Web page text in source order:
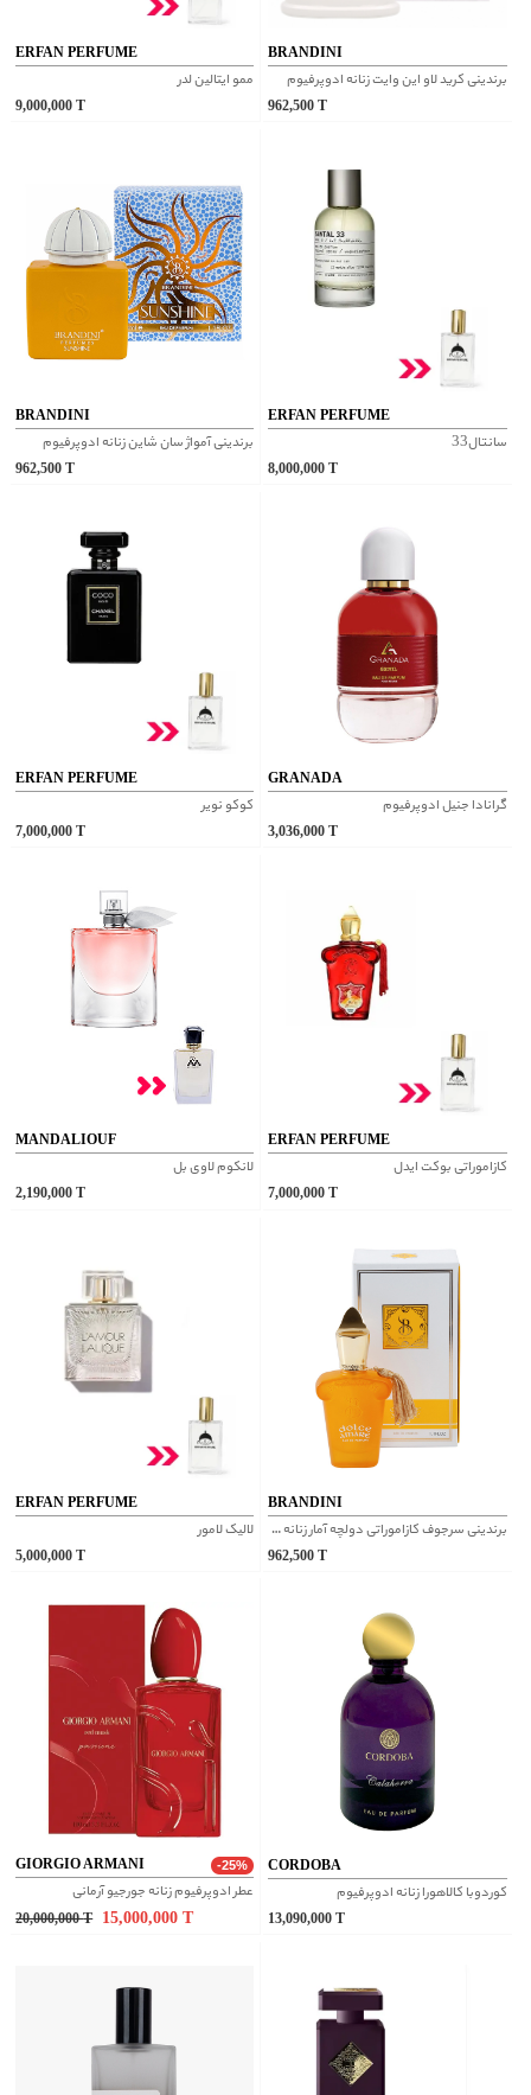
ERFAN PERFUME
ممو ایتالین لدر
9,000,000
BRANDINI
برندینی کرید لاو این وایت زنانه ادوپرفیوم
962,500
BRANDINI
برندینی آمواژ سان شاین زنانه ادوپرفیوم
962,500
ERFAN PERFUME
سانتال33
8,000,000
ERFAN PERFUME
کوکو نویر
7,000,000
GRANADA
گرانادا جنیل ادوپرفیوم
3,036,000
MANDALIOUF
لانکوم لاوی بل
2,190,000
ERFAN PERFUME
کازاموراتی بوکت ایدل
7,000,000
ERFAN PERFUME
لالیک لامور
5,000,000
BRANDINI
برندینی سرجوف کازاموراتی دولچه آمار زنانه و مردانه ادوپرفیوم
962,500
GIORGIO ARMANI -25%
عطر ادوپرفیوم زنانه جورجیو آرمانی
20,000,000 T 15,000,000
CORDOBA
کوردوبا کالاهورا زنانه ادوپرفیوم
13,090,000